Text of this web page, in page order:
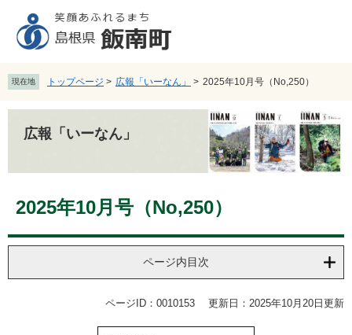
先
頭
で
を
飛
ば
文
現在地 トップページ > 広報「いーなん」 > 2025年10月号（No,250）
広報「いーなん」
文2025年10月号（No,250）
ページ内目次
ページID：0010153 更新日：2025年10月20日更新